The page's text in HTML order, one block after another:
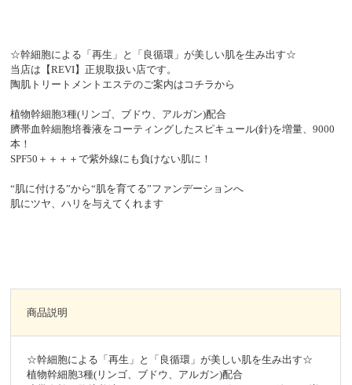
☆幹細胞による「再生」と「良循環」が美しい肌を生み出す☆
当店は【REVI】正規取扱い店です。
陶肌トリートメントエステのご案内は コチラから
植物幹細胞3種(リンゴ、ブドウ、アルガン)配合
臍帯血幹細胞培養液をコーティングしたスピキュール(針)を増量、9000
本！
SPF50＋＋＋＋で紫外線にも負けない肌に！
“肌に付ける”から“肌を育てる”ファンデーションへ
肌にツヤ、ハリを与えてくれます
商品説明
☆幹細胞による「再生」と「良循環」が美しい肌を生み出す☆
植物幹細胞3種(リンゴ、ブドウ、アルガン)配合